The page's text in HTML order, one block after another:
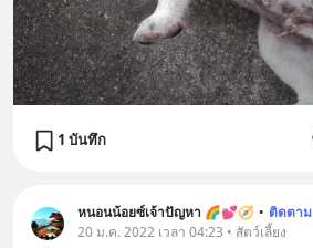
1 บันทึก
หนอนน้อยซ์เจ้าปัญหา 🌈💕🧭 • ติดตาม
20 ม.ค. 2022 เวลา 04:23 • สัตว์เลี้ยง